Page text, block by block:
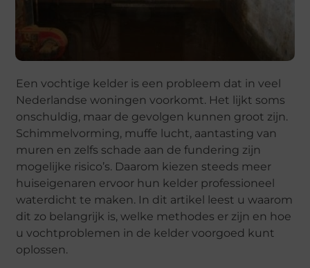
Een vochtige kelder is een probleem dat in veel
Nederlandse woningen voorkomt. Het lijkt soms
onschuldig, maar de gevolgen kunnen groot zijn.
Schimmelvorming, muffe lucht, aantasting van
muren en zelfs schade aan de fundering zijn
mogelijke risico’s. Daarom kiezen steeds meer
huiseigenaren ervoor hun kelder professioneel
waterdicht te maken. In dit artikel leest u waarom
dit zo belangrijk is, welke methodes er zijn en hoe
u vochtproblemen in de kelder voorgoed kunt
oplossen.